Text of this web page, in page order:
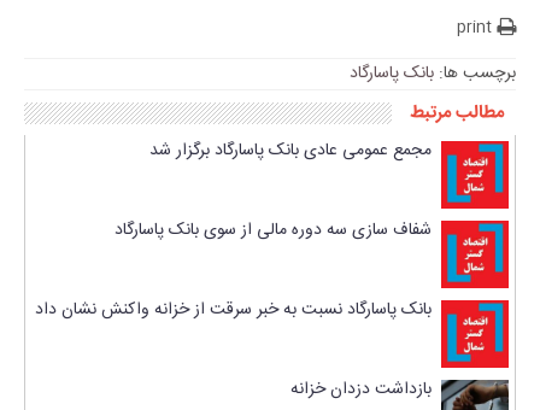
print
برچسب ها: بانک پاسارگاد
مطالب مرتبط
مجمع عمومی عادی بانک‌ پاسارگاد برگزار شد
شفاف سازی سه دوره مالی از سوی بانک پاسارگاد
بانک پاسارگاد نسبت به خبر سرقت از خزانه واکنش نشان داد
بازداشت دزدان خزانه